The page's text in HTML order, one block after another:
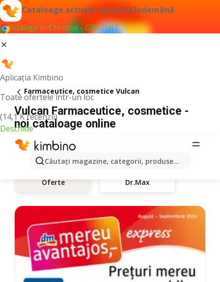
Cataloage actuale mereu la îndemână
Adaugă în Chrome - GRATUIT
Aplicația Kimbino
Toate ofertele într-un loc
(14,1 K recenzii)
Deschide
Căutaţi magazine, categorii, produse...
Farmaceutice, cosmetice Vulcan
Vulcan Farmaceutice, cosmetice -
noi cataloage online
Oferte Dr.Max